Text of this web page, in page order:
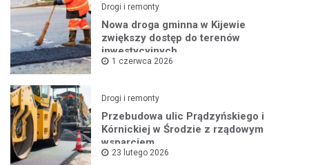
Drogi i remonty
Nowa droga gminna w Kijewie
zwiększy dostęp do terenów
inwestycyjnych
1 czerwca 2026
Drogi i remonty
Przebudowa ulic Prądzyńskiego i
Kórnickiej w Środzie z rządowym
wsparciem
23 lutego 2026